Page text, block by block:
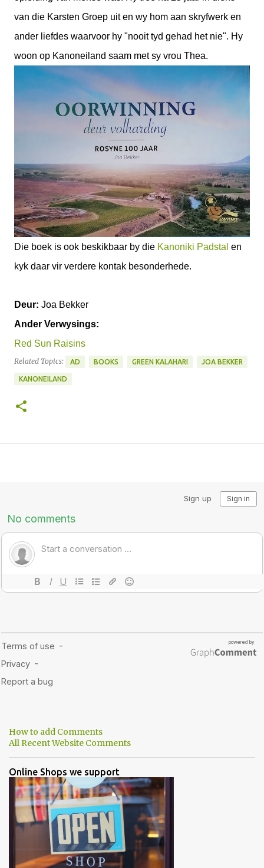
van die Karsten Groep uit en wy hom aan skryfwerk en
ander liefdes waarvoor hy "nooit tyd gehad het nie". Hy
woon op Kanoneiland saam met sy vrou Thea.
Die boek is ook beskikbaar by die Kanoniki Padstal en
kyk daar vir verdere kontak besonderhede.
Deur: Joa Bekker
Ander Verwysings:
Red Sun Raisins
Related Topics: AD BOOKS GREEN KALAHARI JOA BEKKER
KANONEILAND
How to add Comments
All Recent Website Comments
Online Shops we support